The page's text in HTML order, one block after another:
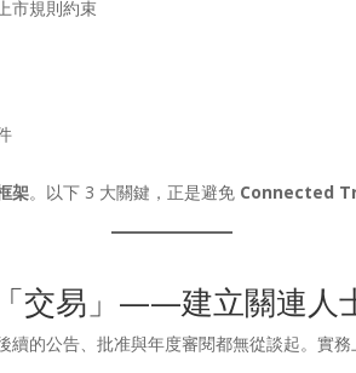
市規則約束
架。以下 3 大關鍵，正是避免 Connected
交易」——建立關連人
的公告、批准與年度審閱都無從談起。實